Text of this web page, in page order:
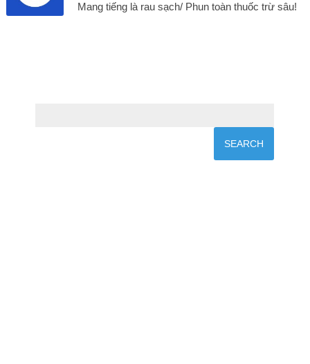
Mang tiếng là rau sạch/ Phun toàn thuốc trừ sâu!